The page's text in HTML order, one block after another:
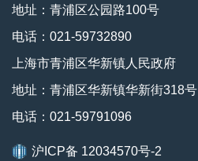
地址：青浦区公园路100号
电话：021-59732890
上海市青浦区华新镇人民政府
地址：青浦区华新镇华新街318号
电话：021-59791096
沪ICP备 12034570号-2